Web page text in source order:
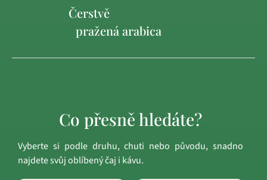
Čerstvě
pražená arabica
Co přesně hledáte?
Vyberte si podle druhu, chuti nebo původu, snadno
najdete svůj oblíbený čaj i kávu.